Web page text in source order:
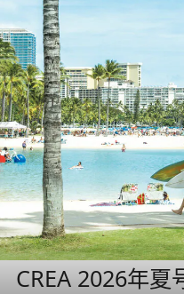
CREA 2026年夏